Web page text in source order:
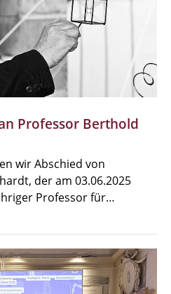
Professor Berthold
wir Abschied von
der am 03.06.2025
Professor für…